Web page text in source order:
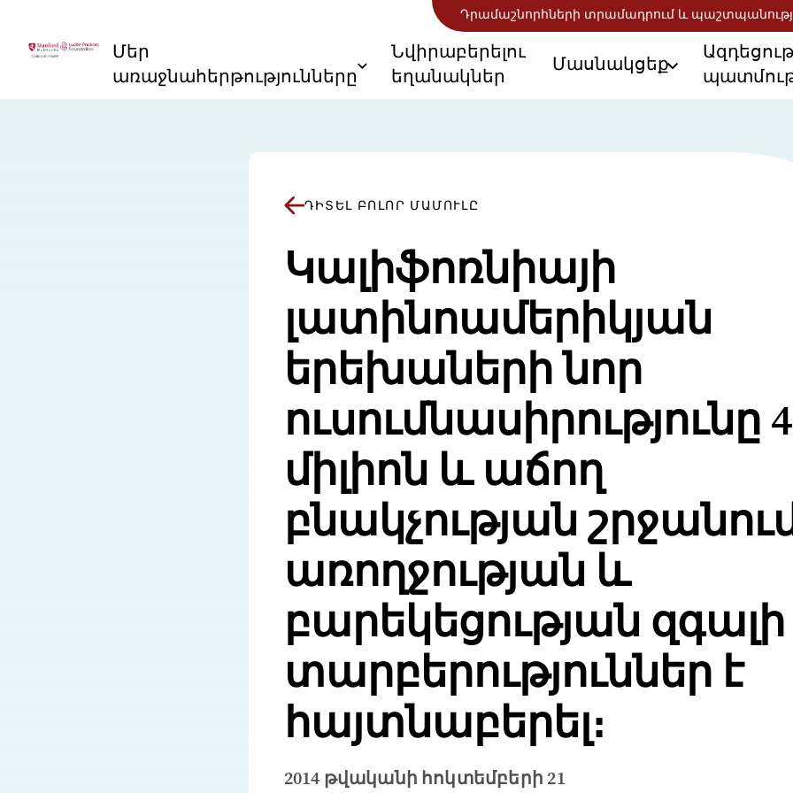
Դրամաշնորհների տրամադրում և
Մեր
առաջնահերթությունները
Նվիրաբերելու
եղանակներ
Մասնակցեք
ԴԻՏԵԼ ԲՈԼՈՐ ՄԱՄՈՒԼԸ
Կալիֆոռնիայի
լատինոամերիկյան
երեխաների նոր
ուսումնասիրությունը
միլիոն և աճող
բնակչության
առողջության և
բարեկեցության զգալի
տարբերություններ է
հայտնաբերել։
2014 թվականի հոկտեմբերի 21